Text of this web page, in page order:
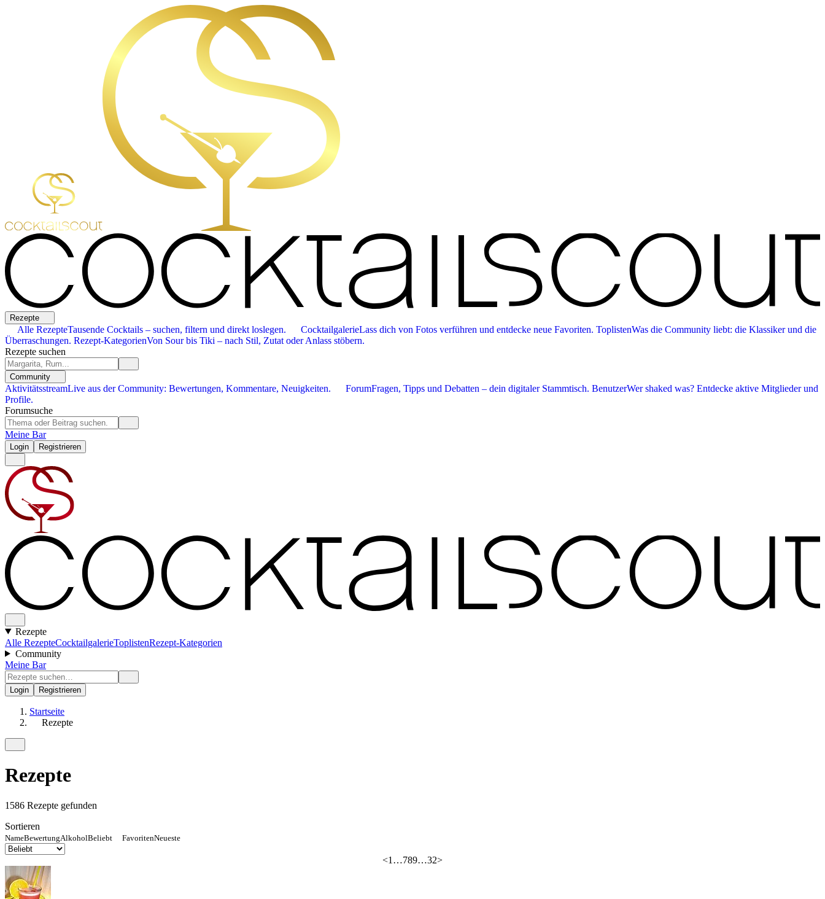
Rezepte
Alle RezepteTausende Cocktails – suchen, filtern und direkt loslegen. CocktailgalerieLass dich von Fotos verführen und entdecke neue Favoriten. ToplistenWas die Community liebt: die Klassiker und die
Überraschungen. Rezept-KategorienVon Sour bis Tiki – nach Stil, Zutat oder Anlass stöbern.
Rezepte suchen
Community
AktivitätsstreamLive aus der Community: Bewertungen, Kommentare, Neuigkeiten. ForumFragen, Tipps und Debatten – dein digitaler Stammtisch. BenutzerWer shaked was? Entdecke aktive Mitglieder und
Profile.
Forumsuche
Meine Bar
Login Registrieren
Rezepte
Alle RezepteCocktailgalerieToplistenRezept-Kategorien
Community
Meine Bar
Login Registrieren
Startseite
Rezepte
Rezepte
1586 Rezepte gefunden
Sortieren
NameBewertungAlkoholBeliebt FavoritenNeueste
<1 …789…32>